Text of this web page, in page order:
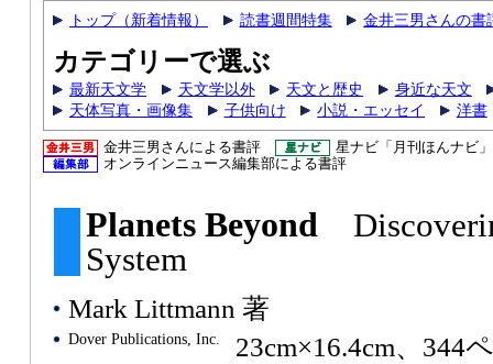
トップ（新着情報） 読書週間特集 金井三男さんの書
カテゴリーで選ぶ
最新天文学 天文学以外 天文と歴史
身近な天文
天体写真・画像集
子供向け 小説・エッセイ 洋書
金井三男さんによる書評
星ナビ「月刊ほんナビ
オンラインニュース編集部による書評
Planets Beyond
System
Mark Littmann 著
Dover Publications, Inc. 23cm×16.4cm、344